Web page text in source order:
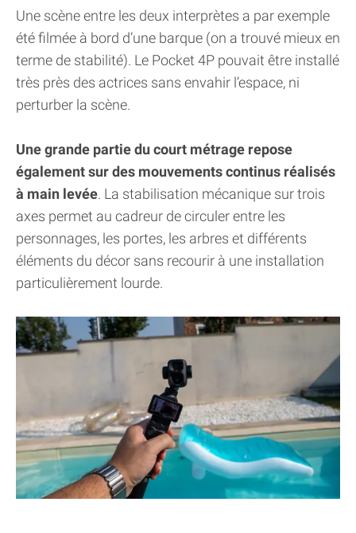
Une scène entre les deux interprètes a par exemple
été filmée à bord d’une barque (on a trouvé mieux en
terme de stabilité). Le Pocket 4P pouvait être installé
très près des actrices sans envahir l’espace, ni
perturber la scène.
Une grande partie du court métrage repose
également sur des mouvements continus réalisés
à main levée. La stabilisation mécanique sur trois
axes permet au cadreur de circuler entre les
personnages, les portes, les arbres et différents
éléments du décor sans recourir à une installation
particulièrement lourde.